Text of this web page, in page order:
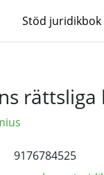
Stöd juridikbok
9176784525